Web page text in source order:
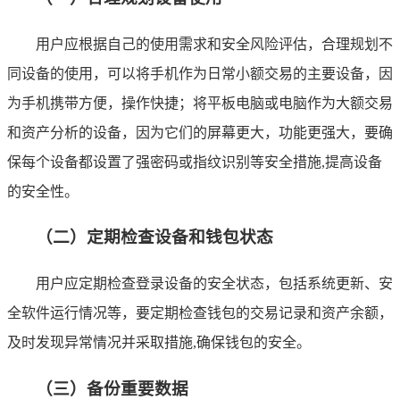
用户应根据自己的使用需求和安全风险评估，合理规划不
同设备的使用，可以将手机作为日常小额交易的主要设备，因
为手机携带方便，操作快捷；将平板电脑或电脑作为大额交易
和资产分析的设备，因为它们的屏幕更大，功能更强大，要确
保每个设备都设置了强密码或指纹识别等安全措施,提高设备
的安全性。
（二）定期检查设备和钱包状态
用户应定期检查登录设备的安全状态，包括系统更新、安
全软件运行情况等，要定期检查钱包的交易记录和资产余额，
及时发现异常情况并采取措施,确保钱包的安全。
（三）备份重要数据